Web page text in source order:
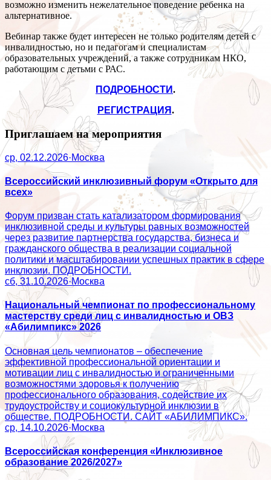
возможно изменить нежелательное поведение ребенка на
альтернативное.
Вебинар также будет интересен не только родителям детей с
инвалидностью, но и педагогам и специалистам
образовательных учреждений, а также сотрудникам НКО,
работающим с детьми с РАС.
ПОДРОБНОСТИ.
РЕГИСТРАЦИЯ.
Приглашаем на мероприятия
ср, 02.12.2026·Москва
Всероссийский инклюзивный форум «Открыто для
всех»
Форум призван стать катализатором формирования
инклюзивной среды и культуры равных возможностей
через развитие партнерства государства, бизнеса и
гражданского общества в реализации социальной
политики и масштабировании успешных практик в сфере
инклюзии. ПОДРОБНОСТИ.
сб, 31.10.2026·Москва
Национальный чемпионат по профессиональному
мастерству среди лиц с инвалидностью и ОВЗ
«Абилимпикс» 2026
Основная цель чемпионатов – обеспечение
эффективной профессиональной ориентации и
мотивации лиц с инвалидностью и ограниченными
возможностями здоровья к получению
профессионального образования, содействие их
трудоустройству и социокультурной инклюзии в
обществе. ПОДРОБНОСТИ. САЙТ «АБИЛИМПИКС».
ср, 14.10.2026·Москва
Всероссийская конференция «Инклюзивное
образование 2026/2027»